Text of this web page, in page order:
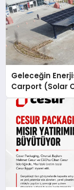
Geleceğin
Carport (Solar